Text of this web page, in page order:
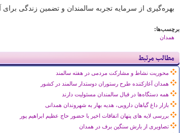
بهره‌گیری از سرمایه تجربه سالمندان و تضمین زندگی برای
برچسب‌ها:
همدان
مطالب مرتبط
محوریت نشاط و مشارکت مردمی در هفته سالمند
همدان آغازکننده طرح رستوران دوستدار سالمند در کشور
همه دستگاه‌ها در قبال سالمندان مسئولیت دارند
بازار داغ گیاهان دارویی، هدیه بهار به شهروندان همدانی
بررسی لایه های پنهان اتفاقات اخیر با حضور حاج عظیم ابراهیم پور
تصاویری از بارش سنگین برف در همدان